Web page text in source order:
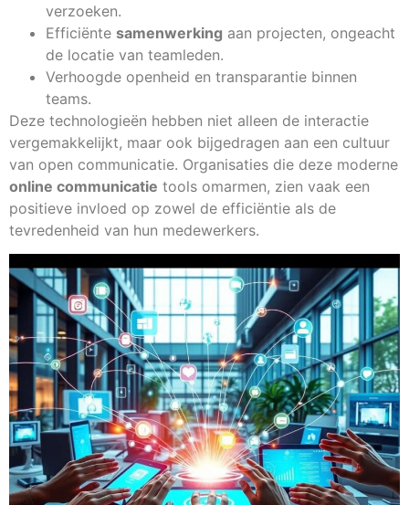
verzoeken.
Efficiënte samenwerking aan projecten, ongeacht
de locatie van teamleden.
Verhoogde openheid en transparantie binnen
teams.
Deze technologieën hebben niet alleen de interactie
vergemakkelijkt, maar ook bijgedragen aan een cultuur
van open communicatie. Organisaties die deze moderne
online communicatie tools omarmen, zien vaak een
positieve invloed op zowel de efficiëntie als de
tevredenheid van hun medewerkers.